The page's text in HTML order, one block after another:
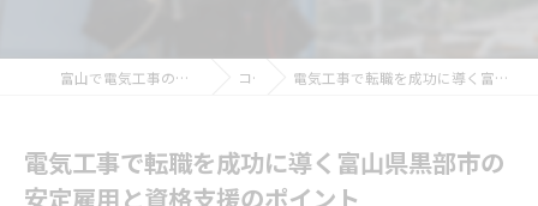
富山で電気工事の求人ならワイディケイ株式会社 コラム 電気工事で転職を成功に導く富山県黒部市の安定雇用と資格支援のポイント
電気工事で転職を成功に導く富山県黒部市の
安定雇用と資格支援のポイント